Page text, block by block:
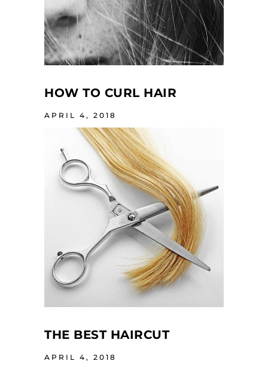
HOW TO CURL HAIR
APRIL 4, 2018
THE BEST HAIRCUT
APRIL 4, 2018